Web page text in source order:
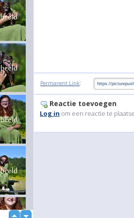
Permanent Link:
Reactie toevoegen
Log in om een reactie te